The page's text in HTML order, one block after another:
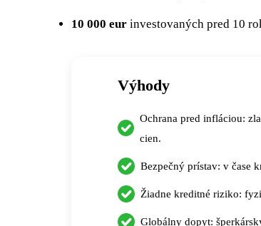
10 000 eur investovaných pred 10
Výhody
Ochrana pred infláciou:
cien.
Bezpečný prístav: v čase
Žiadne kreditné riziko:
Globálny dopyt: